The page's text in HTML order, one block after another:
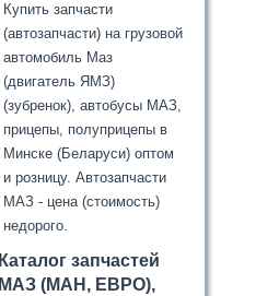
Купить запчасти
(автозапчасти) на грузовой
автомобиль Маз
(двигатель ЯМЗ)
(зубренок), автобусы МАЗ,
прицепы, полуприцепы в
Минске (Беларуси) оптом
и розницу. Автозапчасти
МАЗ - цена (стоимость)
недорого.
Каталог запчастей
МАЗ (МАН, ЕВРО),